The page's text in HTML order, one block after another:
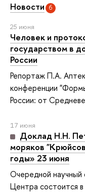
Новости 6
25 июня
Человек и
государством в
России
Репортаж П.А.
конференции
России: от
17 июня
Доклад Н.Н.
моряков
годы» 23 июня
Очередной научный
Центра состоится